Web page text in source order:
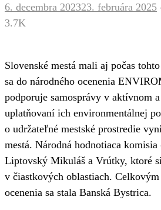
6. decembra 202323. februára 2025
3.7K
Slovenské mestá mali aj počas
sa do národného ocenenia
podporuje samosprávy v aktívnom
uplatňovaní ich environmentálnej
o udržateľné mestské prostredie
mestá. Národná hodnotiaca komisia
Liptovský Mikuláš a Vrútky, ktoré
v čiastkových oblastiach.
ocenenia sa stala Banská Bystrica.